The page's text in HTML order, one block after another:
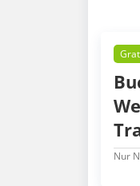
Nur